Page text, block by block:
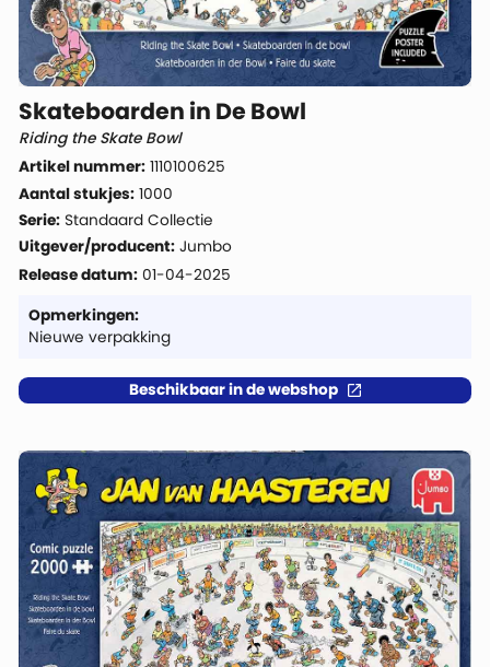
Skateboarden in De Bowl
Riding the Skate Bowl
Artikel nummer: 1110100625
Aantal stukjes: 1000
Serie: Standaard Collectie
Uitgever/producent: Jumbo
Release datum: 01-04-2025
Opmerkingen:
Nieuwe verpakking
Beschikbaar in de webshop